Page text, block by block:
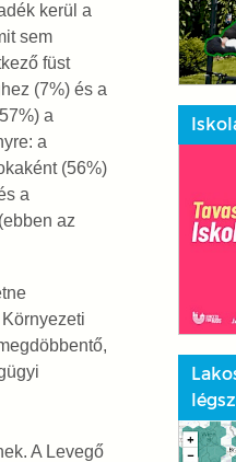
kerül a
sem
füst
(7%) és a
a
a
(56%)
a
az
A Levegő